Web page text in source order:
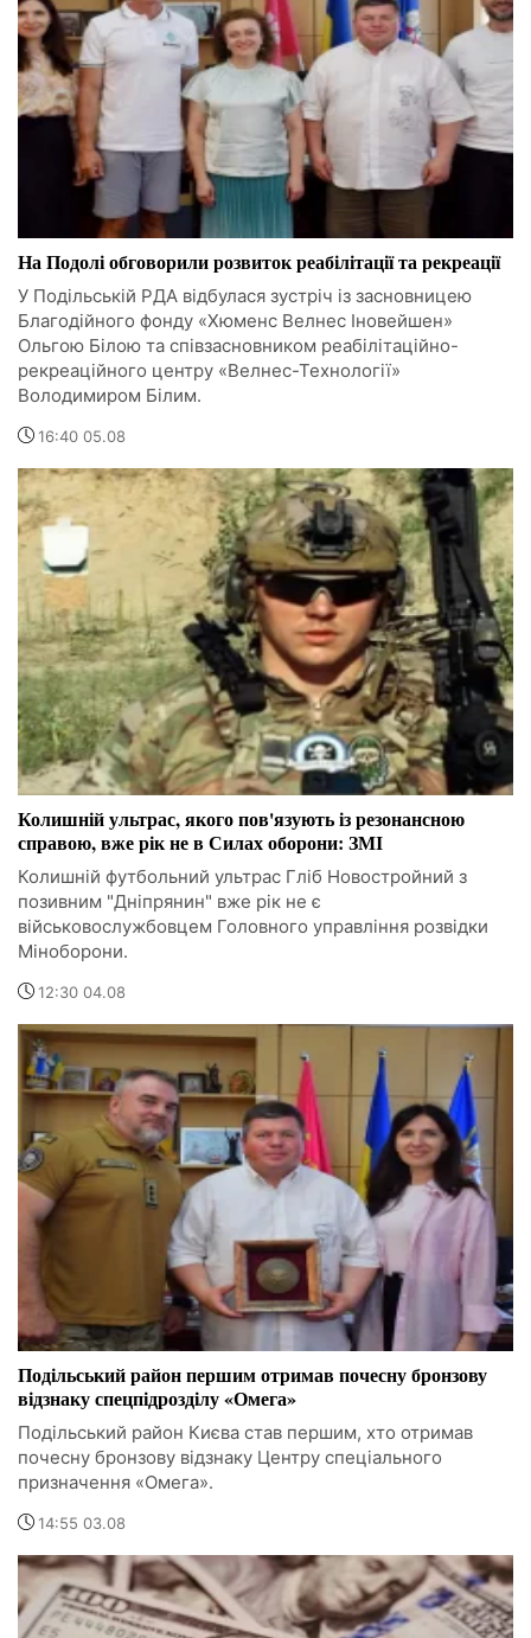
На Подолі обговорили розвиток реабілітації та рекреації
У Подільській РДА відбулася зустріч із засновницею
Благодійного фонду «Хюменс Велнес Іновейшен»
Ольгою Білою та співзасновником реабілітаційно-
рекреаційного центру «Велнес-Технології»
Володимиром Білим.
16:40 05.08
Колишній ультрас, якого пов'язують із резонансною
справою, вже рік не в Силах оборони: ЗМІ
Колишній футбольний ультрас Гліб Новостройний з
позивним "Дніпрянин" вже рік не є
військовослужбовцем Головного управління розвідки
Міноборони.
12:30 04.08
Подільський район першим отримав почесну бронзову
відзнаку спецпідрозділу «Омега»
Подільський район Києва став першим, хто отримав
почесну бронзову відзнаку Центру спеціального
призначення «Омега».
14:55 03.08